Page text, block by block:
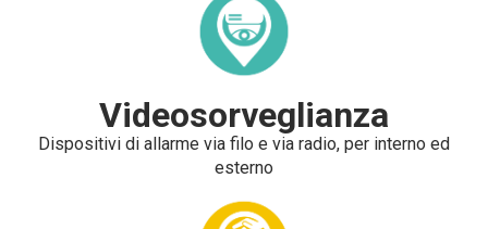
Videosorveglianza
Dispositivi di allarme via filo e via radio, per interno ed
esterno